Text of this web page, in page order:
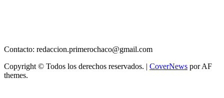
Contacto: redaccion.primerochaco@gmail.com
Copyright © Todos los derechos reservados. | CoverNews por AF
themes.